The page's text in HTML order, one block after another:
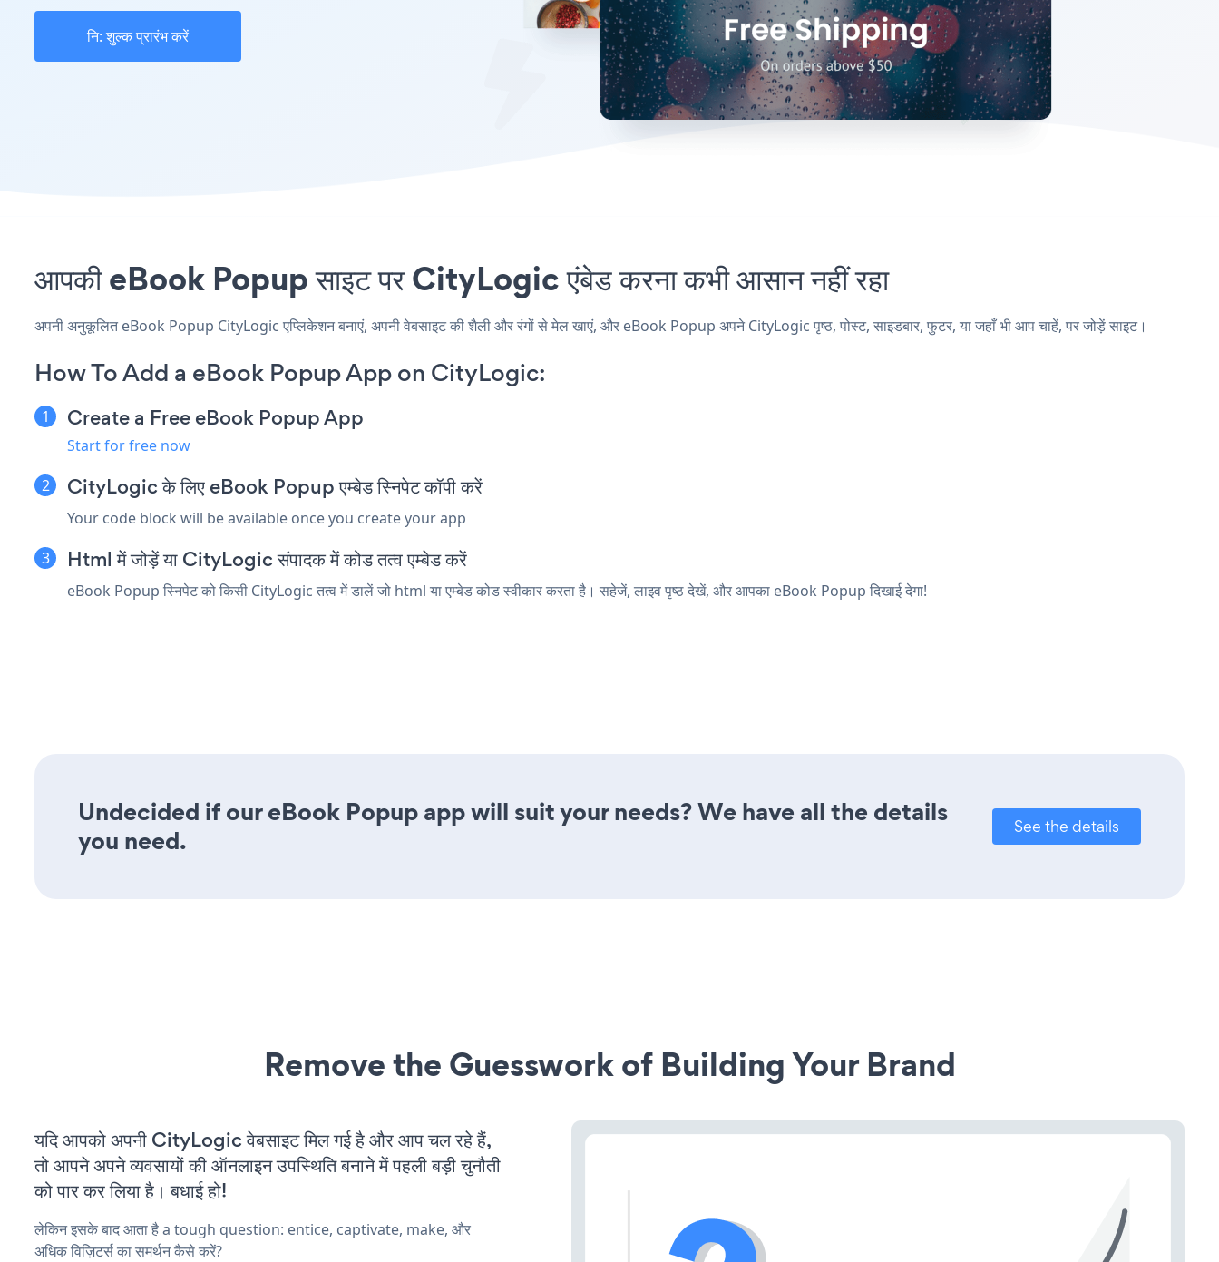
नि: शुल्क प्रारंभ करें
आपकी eBook Popup साइट पर CityLogic एंबेड करना कभी आसान नहीं रहा
अपनी अनुकूलित eBook Popup CityLogic एप्लिकेशन बनाएं, अपनी वेबसाइट की शैली और रंगों से मेल खाएं, और eBook Popup अपने CityLogic पृष्ठ, पोस्ट, साइडबार, फुटर, या जहाँ भी आप चाहें, पर जोड़ें साइट।
How To Add a eBook Popup App on CityLogic:
Create a Free eBook Popup App
Start for free now
CityLogic के लिए eBook Popup एम्बेड स्निपेट कॉपी करें
Your code block will be available once you create your app
Html में जोड़ें या CityLogic संपादक में कोड तत्व एम्बेड करें
eBook Popup स्निपेट को किसी CityLogic तत्व में डालें जो html या एम्बेड कोड स्वीकार करता है। सहेजें, लाइव पृष्ठ देखें, और आपका eBook Popup दिखाई देगा!
Undecided if our eBook Popup app will suit your needs? We have all the details
you need.
See the details
Remove the Guesswork of Building Your Brand
यदि आपको अपनी CityLogic वेबसाइट मिल गई है और आप चल रहे हैं,
तो आपने अपने व्यवसायों की ऑनलाइन उपस्थिति बनाने में पहली बड़ी चुनौती
को पार कर लिया है। बधाई हो!
लेकिन इसके बाद आता है a tough question: entice, captivate, make, और
अधिक विज़िटर्स का समर्थन कैसे करें?